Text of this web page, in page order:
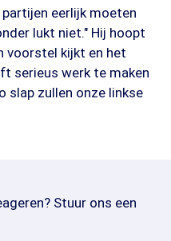
eerlijk moeten
lukt niet." Hij hoopt
voorstel kijkt en het
serieus werk te maken
slap zullen onze linkse
Stuur ons een